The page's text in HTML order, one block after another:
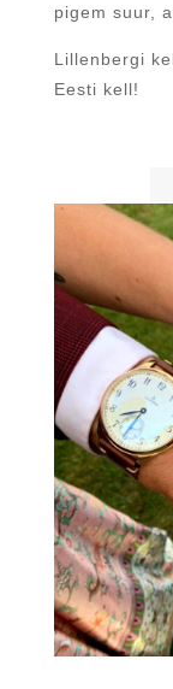
pigem suur,
Lillenbergi
Eesti kell!